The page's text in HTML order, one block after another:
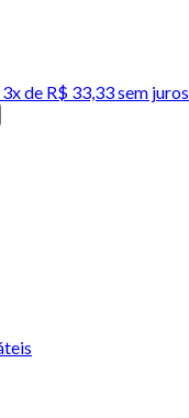
3x de R$ 33,33 sem juros